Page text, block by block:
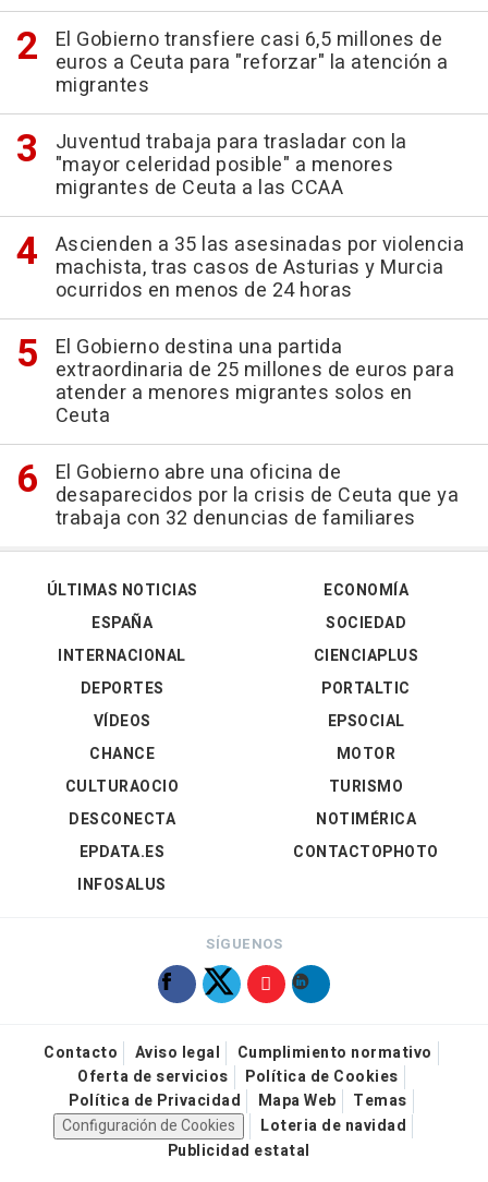
El Gobierno transfiere casi 6,5 millones de
euros a Ceuta para "reforzar" la atención a
migrantes
Juventud trabaja para trasladar con la
"mayor celeridad posible" a menores
migrantes de Ceuta a las CCAA
Ascienden a 35 las asesinadas por violencia
machista, tras casos de Asturias y Murcia
ocurridos en menos de 24 horas
El Gobierno destina una partida
extraordinaria de 25 millones de euros para
atender a menores migrantes solos en
Ceuta
El Gobierno abre una oficina de
desaparecidos por la crisis de Ceuta que ya
trabaja con 32 denuncias de familiares
ÚLTIMAS NOTICIAS
ESPAÑA
INTERNACIONAL
DEPORTES
VÍDEOS
ECONOMÍA
SOCIEDAD
CIENCIAPLUS
PORTALTIC
EPSOCIAL
CHANCE
CULTURAOCIO
DESCONECTA
EPDATA.ES
INFOSALUS
MOTOR
TURISMO
NOTIMÉRICA
CONTACTOPHOTO
SÍGUENOS
Contacto Aviso legal
Cumplimiento normativo
Oferta de servicios
Política de Cookies
Política de Privacidad
Mapa Web
Temas
Configuración de Cookies
Loteria de navidad
Publicidad estatal